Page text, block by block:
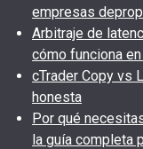
empresas
Arbitraje de
cómo funciona
cTrader Copy vs
honesta
Por qué
la guía completa